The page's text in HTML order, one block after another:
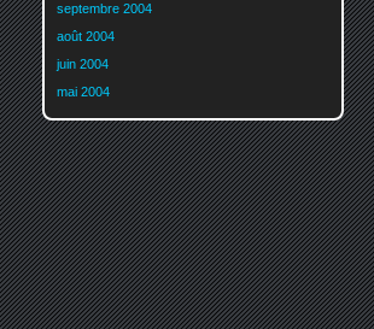
septembre 2004
août 2004
juin 2004
mai 2004